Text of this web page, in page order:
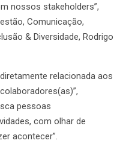
nossos stakeholders”,
Comunicação,
& Diversidade, Rodrigo
relacionada aos
pessoas
com olhar de
acontecer”.